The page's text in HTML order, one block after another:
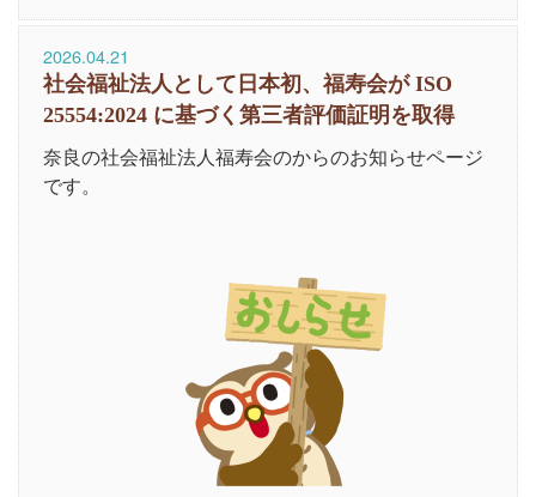
2026.04.21
社会福祉法人として日本初、福寿会が ISO
25554:2024 に基づく第三者評価証明を取得
奈良の社会福祉法人福寿会のからのお知らせページ
です。